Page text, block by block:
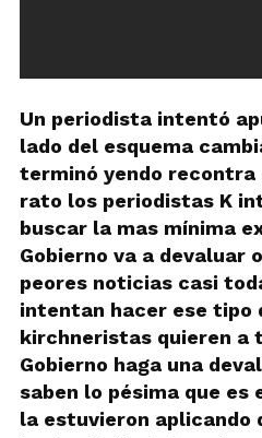
Un periodista intentó
lado del esquema
terminó yendo recontra
rato los periodistas K
buscar la mas mínima
Gobierno va a devaluar
peores noticias casi
intentan hacer ese tipo
kirchneristas quieren a
Gobierno haga una
saben lo pésima que es
la estuvieron aplicando